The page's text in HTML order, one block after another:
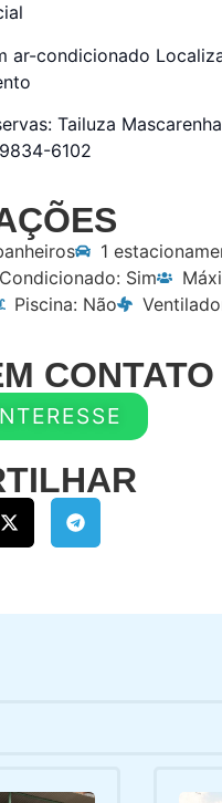
ar-condicionado
Tailuza
6102
1
Sim
Piscina: Não
CONTATO